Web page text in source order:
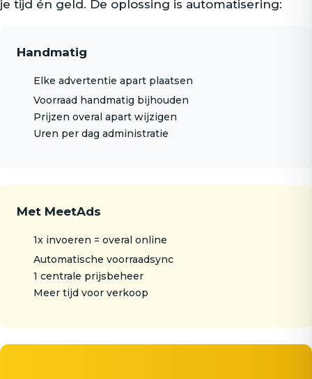
je tijd én geld. De oplossing is automatisering:
Handmatig
Elke advertentie apart plaatsen
Voorraad handmatig bijhouden
Prijzen overal apart wijzigen
Uren per dag administratie
Met MeetAds
1x invoeren = overal online
Automatische voorraadsync
1 centrale prijsbeheer
Meer tijd voor verkoop